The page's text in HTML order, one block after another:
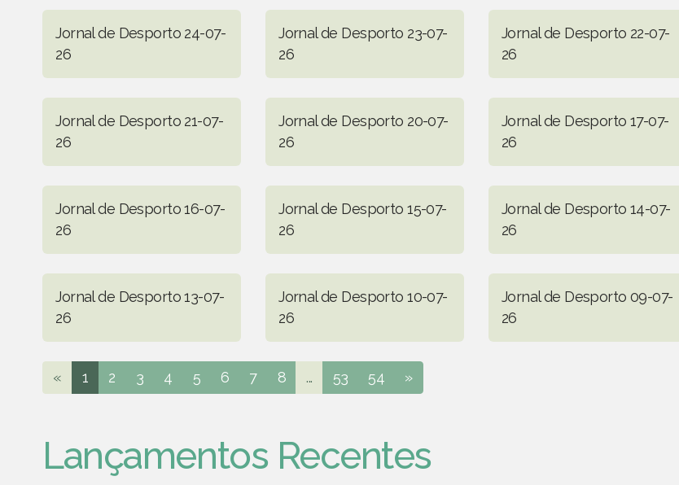
Jornal de Desporto 24-07-
26
Jornal de Desporto 23-07-
26
Jornal de Desporto 22-07-
26
Jornal de Desporto 21-07-
26
Jornal de Desporto 20-07-
26
Jornal de Desporto 17-07-
26
Jornal de Desporto 16-07-
26
Jornal de Desporto 15-07-
26
Jornal de Desporto 14-07-
26
Jornal de Desporto 13-07-
26
Jornal de Desporto 10-07-
26
Jornal de Desporto 09-07-
26
« 1 2 3 4 5 6 7 8 ... 53 54 »
Lançamentos Recentes